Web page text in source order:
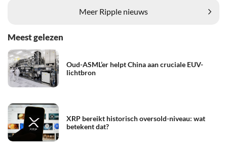
Meer Ripple nieuws
Meest gelezen
Oud-ASML’er helpt China aan cruciale EUV-
lichtbron
XRP bereikt historisch oversold-niveau: wat
betekent dat?